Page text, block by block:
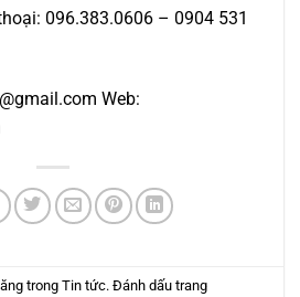
096.383.0606 – 0904 531
Web:
trong Tin tức. Đánh dấu trang